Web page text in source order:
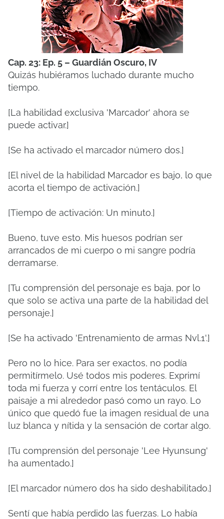
Cap. 23: Ep. 5 – Guardián Oscuro, IV
Quizás hubiéramos luchado durante mucho
tiempo.
[La habilidad exclusiva 'Marcador' ahora se
puede activar.]
[Se ha activado el marcador número dos.]
[El nivel de la habilidad Marcador es bajo, lo que
acorta el tiempo de activación.]
[Tiempo de activación: Un minuto.]
Bueno, tuve esto. Mis huesos podrían ser
arrancados de mi cuerpo o mi sangre podría
derramarse.
[Tu comprensión del personaje es baja, por lo
que solo se activa una parte de la habilidad del
personaje.]
[Se ha activado 'Entrenamiento de armas Nvl.1'.]
Pero no lo hice. Para ser exactos, no podía
permitírmelo. Usé todos mis poderes. Exprimí
toda mi fuerza y ​​corrí entre los tentáculos. El
paisaje a mi alrededor pasó como un rayo. Lo
único que quedó fue la imagen residual de una
luz blanca y nítida y la sensación de cortar algo.
[Tu comprensión del personaje 'Lee Hyunsung'
ha aumentado.]
[El marcador número dos ha sido deshabilitado.]
Sentí que había perdido las fuerzas. Lo había